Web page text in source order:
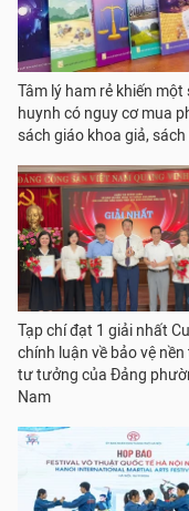
Tâm lý ham rẻ khiến một
huynh có nguy cơ mua
sách giáo khoa giả, sách
Tạp chí đạt 1 giải nhất
chính luận về bảo vệ nền
tư tưởng của Đảng
Nam